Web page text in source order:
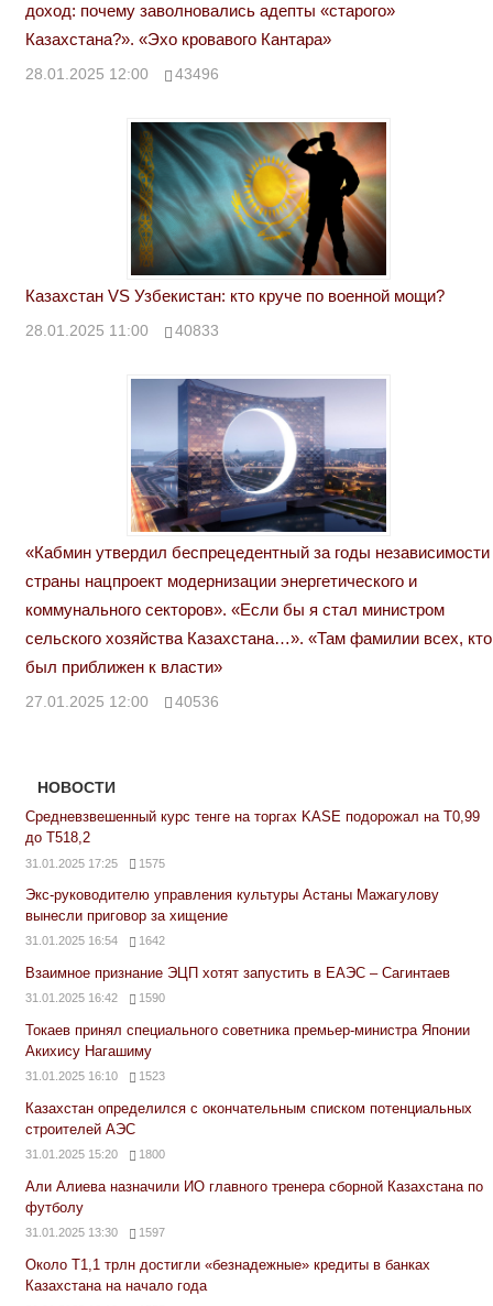
доход: почему заволновались адепты «старого»
Казахстана?». «Эхо кровавого Кантара»
28.01.2025 12:00 43496
Казахстан VS Узбекистан: кто круче по военной мощи?
28.01.2025 11:00 40833
«Кабмин утвердил беспрецедентный за годы независимости
страны нацпроект модернизации энергетического и
коммунального секторов». «Если бы я стал министром
сельского хозяйства Казахстана…». «Там фамилии всех, кто
был приближен к власти»
27.01.2025 12:00 40536
НОВОСТИ
Средневзвешенный курс тенге на торгах KASE подорожал на Т0,99
до Т518,2
31.01.2025 17:25 1575
Экс-руководителю управления культуры Астаны Мажагулову
вынесли приговор за хищение
31.01.2025 16:54 1642
Взаимное признание ЭЦП хотят запустить в ЕАЭС – Сагинтаев
31.01.2025 16:42 1590
Токаев принял специального советника премьер-министра Японии
Акихису Нагашиму
31.01.2025 16:10 1523
Казахстан определился с окончательным списком потенциальных
строителей АЭС
31.01.2025 15:20 1800
Али Алиева назначили ИО главного тренера сборной Казахстана по
футболу
31.01.2025 13:30 1597
Около Т1,1 трлн достигли «безнадежные» кредиты в банках
Казахстана на начало года